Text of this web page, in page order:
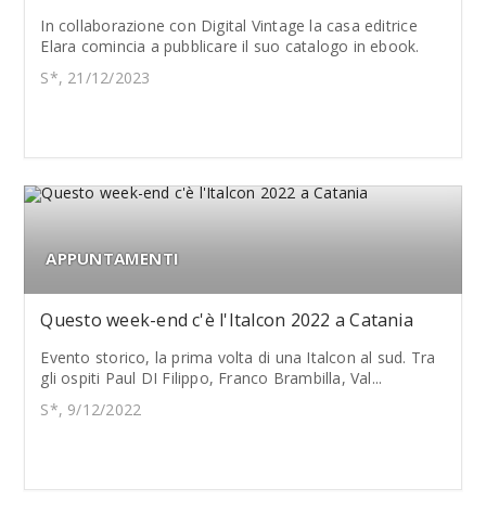
In collaborazione con Digital Vintage la casa editrice
Elara comincia a pubblicare il suo catalogo in ebook.
S*, 21/12/2023
APPUNTAMENTI
Questo week-end c'è l'Italcon 2022 a Catania
Evento storico, la prima volta di una Italcon al sud. Tra
gli ospiti Paul DI Filippo, Franco Brambilla, Val...
S*, 9/12/2022